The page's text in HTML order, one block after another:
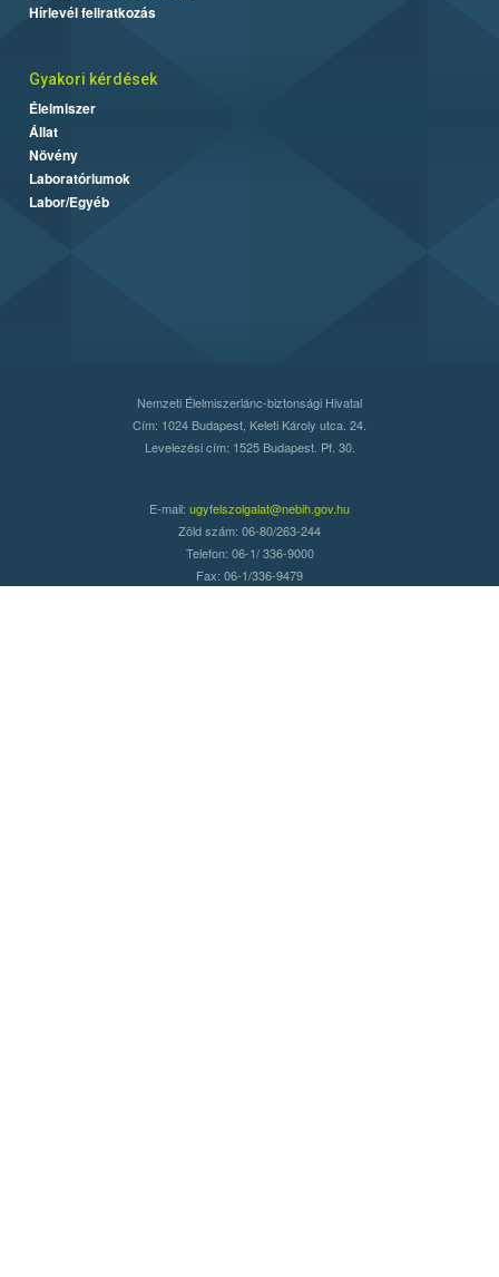
Hírlevél feliratkozás
Gyakori kérdések
Élelmiszer
Állat
Növény
Laboratóriumok
Labor/Egyéb
Nemzeti Élelmiszerlánc-biztonsági Hivatal
Cím: 1024 Budapest, Keleti Károly utca. 24.
Levelezési cím: 1525 Budapest. Pf. 30.
E-mail: ugyfelszolgalat@nebih.gov.hu
Zöld szám: 06-80/263-244
Telefon: 06-1/ 336-9000
Fax: 06-1/336-9479